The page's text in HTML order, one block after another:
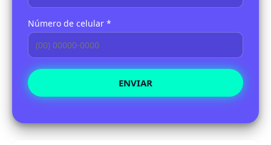
Número de celular *